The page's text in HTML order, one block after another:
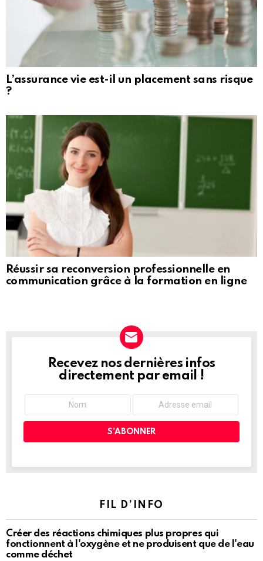
L’assurance vie est-il un placement sans risque
?
Réussir sa reconversion professionnelle en
communication grâce à la formation en ligne
NEWSLETTER
Recevez nos dernières infos
directement par email !
FIL D’INFO
Créer des réactions chimiques plus propres qui
fonctionnent à l'oxygène et ne produisent que de l'eau
comme déchet